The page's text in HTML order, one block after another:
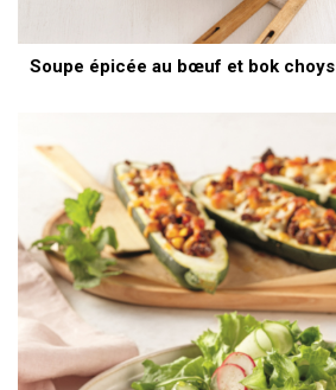
Soupe épicée au bœuf et bok choys